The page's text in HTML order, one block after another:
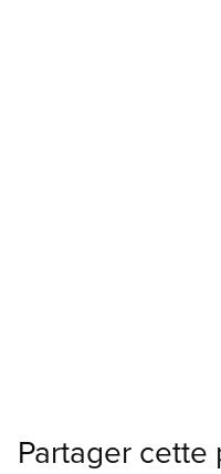
Partager cette